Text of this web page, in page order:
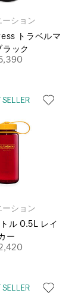
ーション
トラベルマ
ラック
ーション
ル 0.5L レイ
ー